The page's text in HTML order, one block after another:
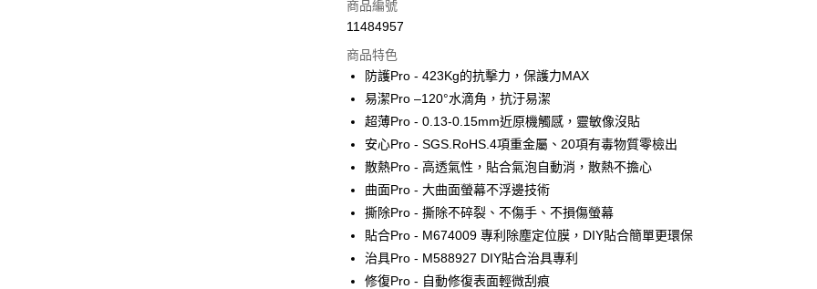
運送方式
全家取貨付款
每筆NT$60，滿NT$390(含以上)免運費
7-11取貨付款
每筆NT$60，滿NT$390(含以上)免運費
宅配
商品編號
11484957
商品特色
防護Pro - 423Kg的抗擊力，保護力MAX
易潔Pro –120°水滴角，抗汙易潔
超薄Pro - 0.13-0.15mm近原機觸感，靈敏像沒貼
安心Pro - SGS.RoHS.4項重金屬、20項有毒物質零檢出
散熱Pro - 高透氣性，貼合氣泡自動消，散熱不擔心
曲面Pro - 大曲面螢幕不浮邊技術
撕除Pro - 撕除不碎裂、不傷手、不損傷螢幕
貼合Pro - M674009 專利除塵定位膜，DIY貼合簡單更環保
治具Pro - M588927 DIY貼合治具專利
修復Pro - 自動修復表面輕微刮痕